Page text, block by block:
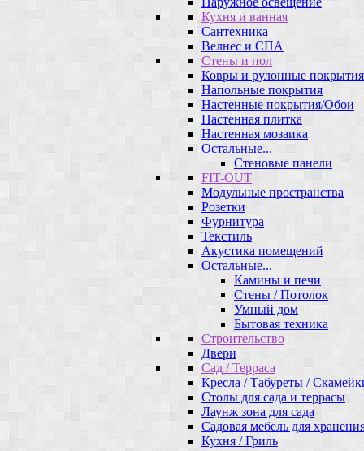
Кухня и ванная
Сантехника
Велнес и СПА
Стены и пол
Ковры и рулонные покрытия
Напольные покрытия
Настенные покрытия/Обои
Настенная плитка
Настенная мозаика
Остальные...
Стеновые панели
FIT-OUT
Модульные пространства
Розетки
Фурнитура
Текстиль
Акустика помещений
Остальные...
Камины и печи
Стены / Потолок
Умный дом
Бытовая техника
Строительство
Двери
Сад / Терраса
Кресла / Табуреты /
Столы для сада и террасы
Лаунж зона для сада
Садовая мебель для
Кухня / Гриль